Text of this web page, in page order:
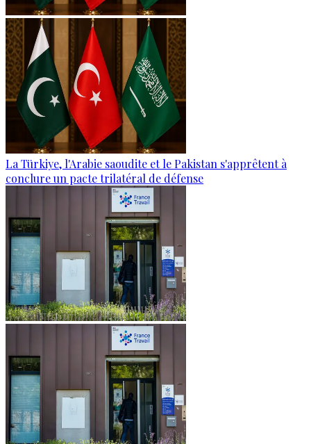
La Türkiye, l'Arabie saoudite et le Pakistan s'apprêtent à
conclure un pacte trilatéral de défense